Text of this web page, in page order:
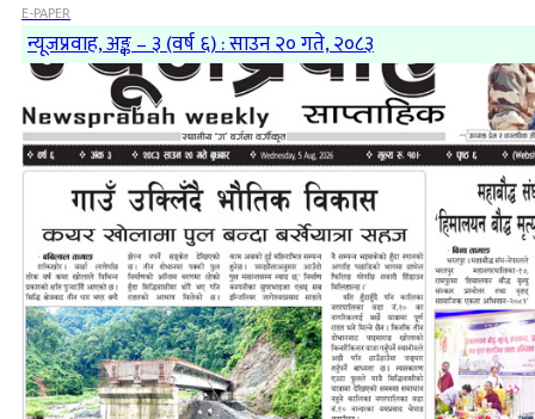
E-PAPER
न्यूजप्रवाह, अङ्क – ३ (वर्ष ६) : साउन २० गते, २०८३